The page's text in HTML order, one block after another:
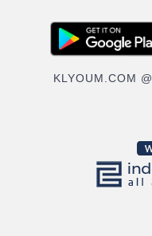
KLYOUM.COM